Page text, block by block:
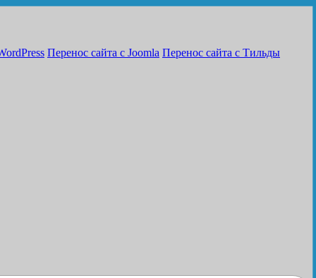
Перенос сайта с Joomla Перенос сайта с Тильды